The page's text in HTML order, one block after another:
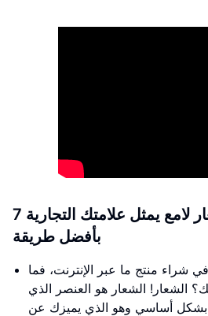
7 خطوات لتصميم شعار لامع يمثل علامتك التجارية
بأفضل طريقة
شراء منتج ما عبر الإنترنت، فما
الشعار! الشعار هو العنصر الذي
بشكل أساسي وهو الذي يميزك عن